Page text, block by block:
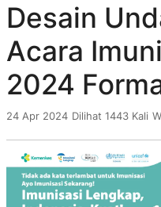
Desain
Acara
2024
24 Apr 2024 Dilihat 1443 Kali